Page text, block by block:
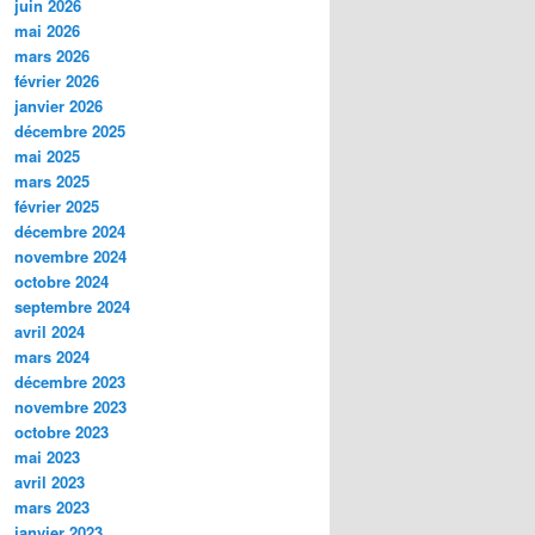
c
h
e
juin 2026
mai 2026
mars 2026
février 2026
janvier 2026
décembre 2025
mai 2025
mars 2025
février 2025
décembre 2024
novembre 2024
octobre 2024
septembre 2024
avril 2024
mars 2024
décembre 2023
novembre 2023
octobre 2023
mai 2023
avril 2023
mars 2023